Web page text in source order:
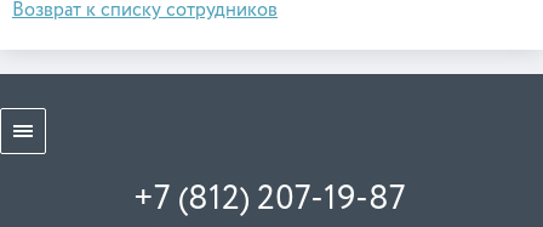
Возврат к списку сотрудников
+7 (812) 207-19-87